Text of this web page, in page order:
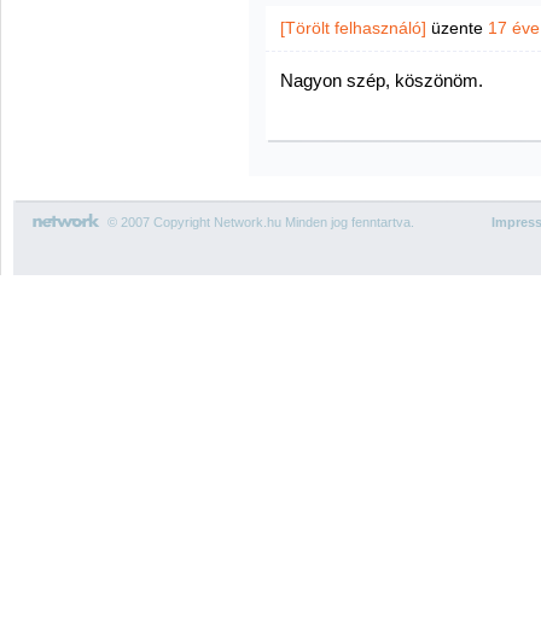
[Törölt felhasználó] üzente 17 éve
Nagyon szép, köszönöm.
© 2007 Copyright Network.hu Minden jog fenntartva.